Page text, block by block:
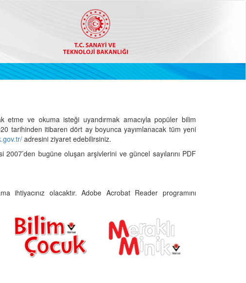
etme ve okuma isteği uyandırmak amacıyla popüler bilim
tarihinden itibaren dört ay boyunca yayımlanacak tüm yeni
adresini ziyaret edebilirsiniz.
bugüne oluşan arşivlerini ve güncel sayılarını PDF
olacaktır. Adobe Acrobat Reader programını